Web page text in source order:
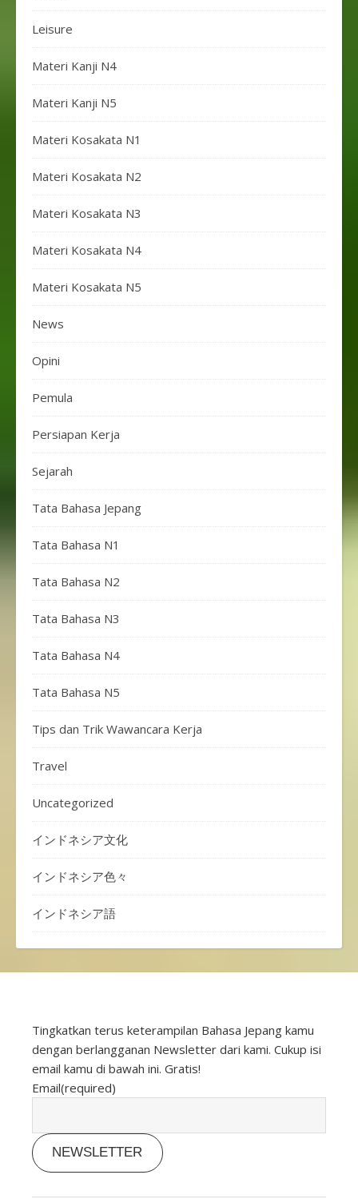
Leisure
Materi Kanji N4
Materi Kanji N5
Materi Kosakata N1
Materi Kosakata N2
Materi Kosakata N3
Materi Kosakata N4
Materi Kosakata N5
News
Opini
Pemula
Persiapan Kerja
Sejarah
Tata Bahasa Jepang
Tata Bahasa N1
Tata Bahasa N2
Tata Bahasa N3
Tata Bahasa N4
Tata Bahasa N5
Tips dan Trik Wawancara Kerja
Travel
Uncategorized
インドネシア文化
インドネシア色々
インドネシア語
Tingkatkan terus keterampilan Bahasa Jepang kamu
dengan berlangganan Newsletter dari kami. Cukup isi
email kamu di bawah ini. Gratis!
Email(required)
NEWSLETTER